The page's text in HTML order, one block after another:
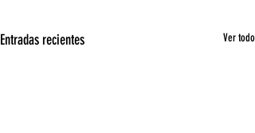
Entradas recientes Ver todo